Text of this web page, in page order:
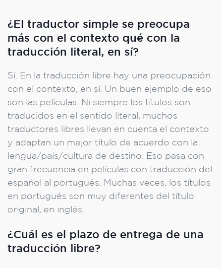
¿El traductor simple se preocupa
más con el contexto qué con la
traducción literal, en sí?
Sí. En la traducción libre hay una preocupación
con el contexto, en sí. Un buen ejemplo de eso
son las películas. Ni siempre los títulos son
traducidos en el sentido literal, muchos
traductores libres llevan en cuenta el contexto
y adaptan un mejor título de acuerdo con la
lengua/país/cultura de destino. Eso pasa con
gran frecuencia en películas con traducción del
español al portugués. Muchas veces, los títulos
en portugués son muy diferentes del título
original, en inglés.
¿Cuál es el plazo de entrega de una
traducción libre?